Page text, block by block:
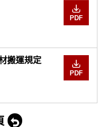
PDF
搬運規定
PDF